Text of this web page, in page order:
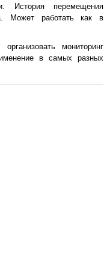
История перемещения
Может работать как в
мониторинг
в самых разных